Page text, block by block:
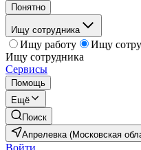
Понятно
Ищу сотрудника
Ищу работу
Ищу
Ищу сотрудника
Сервисы
Помощь
Ещё
Поиск
Апрелевка (Московская
Войти